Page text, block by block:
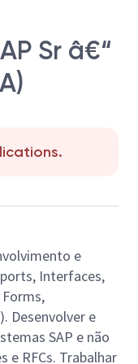
Sr â€“
e
Interfaces,
Desenvolver e
SAP e não
e RFCs. Trabalhar